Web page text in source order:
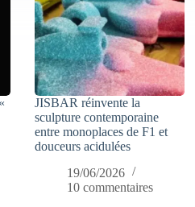
JISBAR réinvente la
sculpture contemporaine
entre monoplaces de F1 et
douceurs acidulées
19/06/2026
10 commentaires